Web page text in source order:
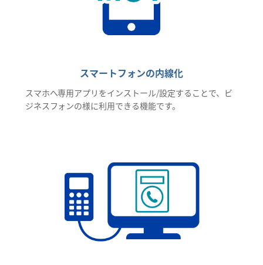
スマートフォンの内線化
スマホへ専用アプリをインストール/設定することで、ビ
ジネスフォンの様に利用できる機能です。